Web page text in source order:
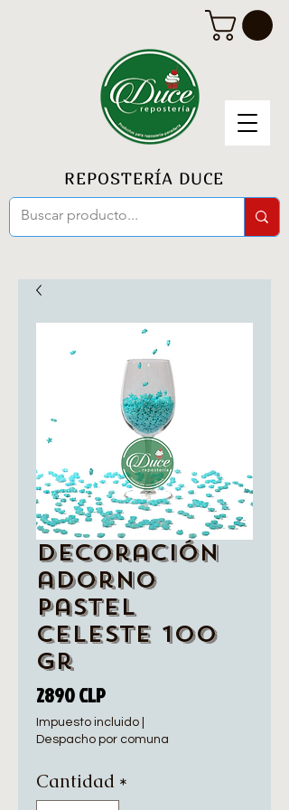
REPOSTERÍA DUCE
Decoración
adorno
pastel
celeste 100
gr
2890 CLPPrecio
Impuesto incluido
Despacho por comuna
Cantidad *